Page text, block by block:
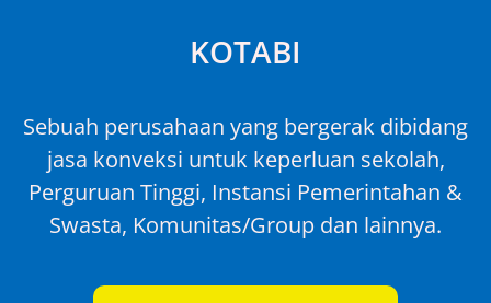
KOTABI
Sebuah perusahaan yang bergerak dibidang
jasa konveksi untuk keperluan sekolah,
Perguruan Tinggi, Instansi Pemerintahan &
Swasta, Komunitas/Group dan lainnya.